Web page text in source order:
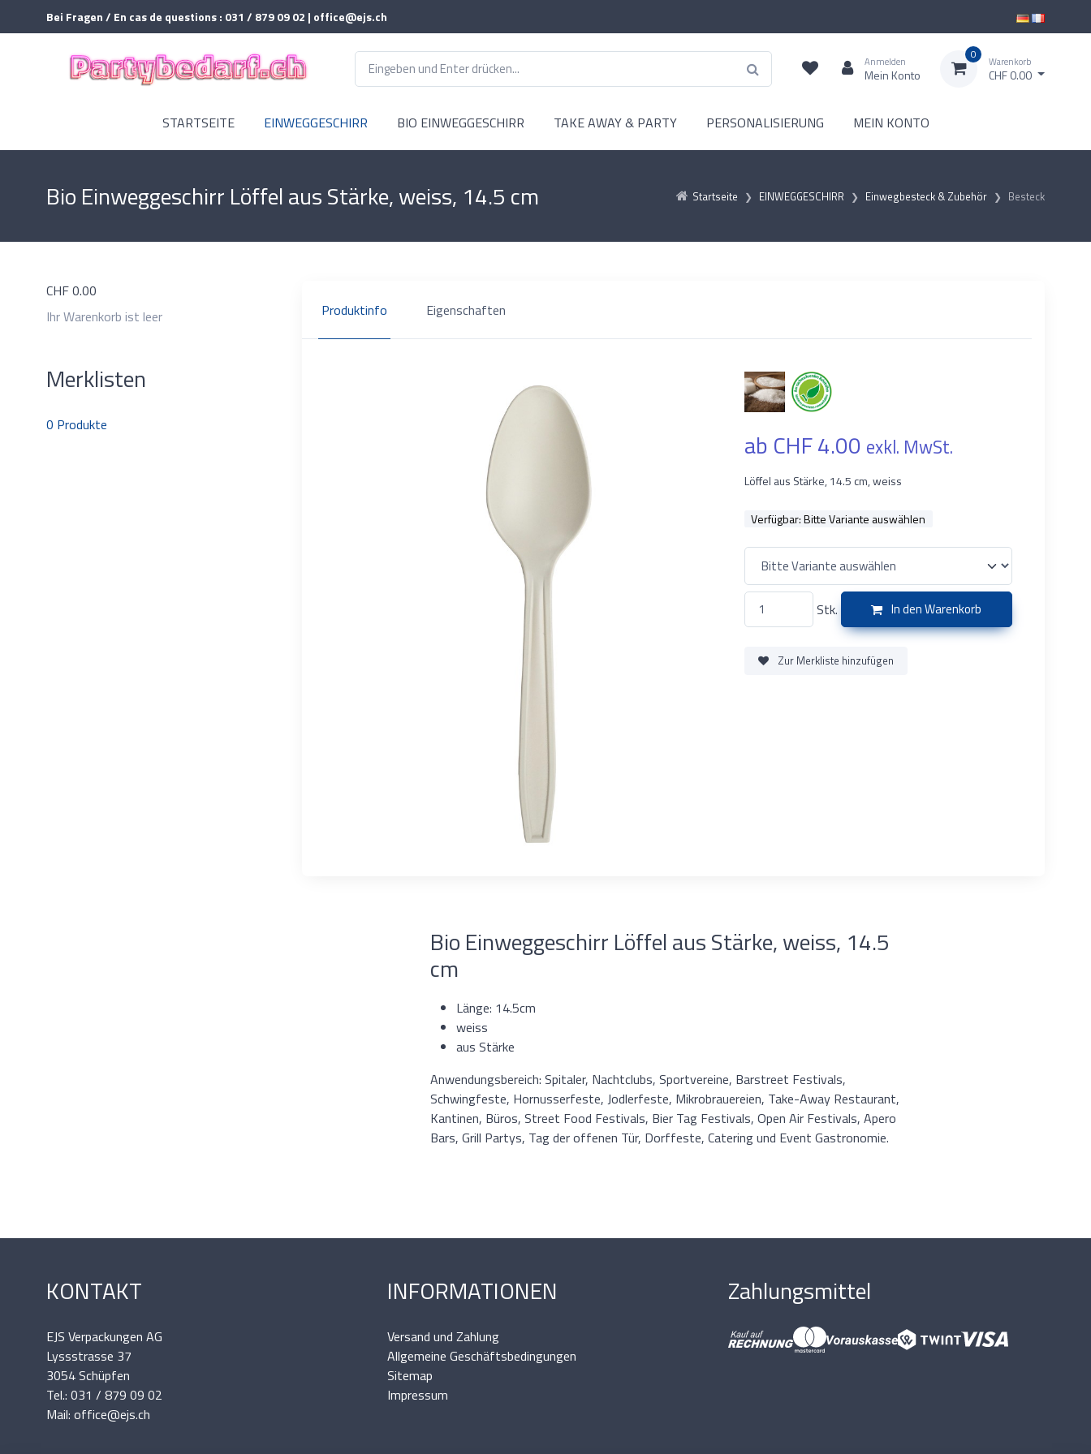
Bei Fragen / En cas de questions : 031 / 879 09 02 | office@ejs.ch
Anmelden
Mein Konto
0 Warenkorb
CHF 0.00
STARTSEITE EINWEGGESCHIRR BIO EINWEGGESCHIRR TAKE AWAY & PARTY PERSONALISIERUNG MEIN KONTO
Startseite EINWEGGESCHIRR Einwegbesteck & Zubehör Besteck
Bio Einweggeschirr Löffel aus Stärke, weiss, 14.5 cm
CHF0.00
Ihr Warenkorb ist leer
Merklisten
0 Produkte
Produktinfo Eigenschaften
ab CHF 4.00 exkl. MwSt.
Löffel aus Stärke, 14.5 cm, weiss
Verfügbar:Bitte Variante auswählen
Stk. In den Warenkorb
Zur Merkliste hinzufügen
Bio Einweggeschirr Löffel aus Stärke, weiss, 14.5
cm
Länge: 14.5cm
weiss
aus Stärke
Anwendungsbereich: Spitaler, Nachtclubs, Sportvereine, Barstreet Festivals,
Schwingfeste, Hornusserfeste, Jodlerfeste, Mikrobrauereien, Take-Away Restaurant,
Kantinen, Büros, Street Food Festivals, Bier Tag Festivals, Open Air Festivals, Apero
Bars, Grill Partys, Tag der offenen Tür, Dorffeste, Catering und Event Gastronomie.
KONTAKT
EJS Verpackungen AG
Lyssstrasse 37
3054 Schüpfen
Tel.: 031 / 879 09 02
Mail: office@ejs.ch
INFORMATIONEN
Versand und Zahlung
Allgemeine Geschäftsbedingungen
Sitemap
Impressum
Zahlungsmittel